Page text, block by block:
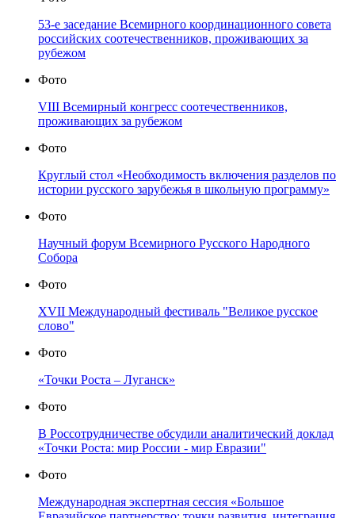
53-е заседание Всемирного координационного совета
российских соотечественников, проживающих за
рубежом
Фото
VIII Всемирный конгресс соотечественников,
проживающих за рубежом
Фото
Круглый стол «Необходимость включения разделов по
истории русского зарубежья в школьную программу»
Фото
Научный форум Всемирного Русского Народного
Собора
Фото
XVII Международный фестиваль "Великое русское
слово"
Фото
«Точки Роста – Луганск»
Фото
В Россотрудничестве обсудили аналитический доклад
«Точки Роста: мир России - мир Евразии"
Фото
Международная экспертная сессия «Большое